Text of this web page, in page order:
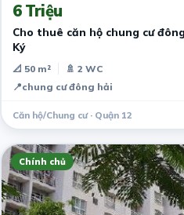
6 Triệu
Cho thuê căn hộ chung cư
Ký
📐 50 m²
🚿 2 WC
📍chung cư đông hải
Căn hộ/Chung cư · Quận 12
Chính chủ